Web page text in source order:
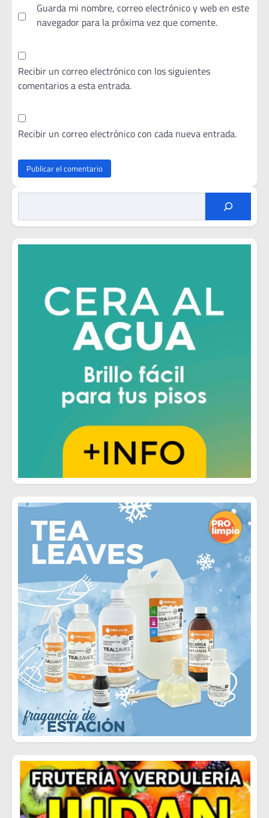
Guarda mi nombre, correo electrónico y web en este
navegador para la próxima vez que comente.
Recibir un correo electrónico con los siguientes
comentarios a esta entrada.
Recibir un correo electrónico con cada nueva entrada.